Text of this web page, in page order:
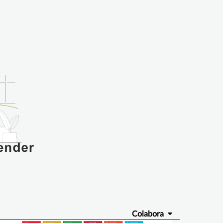
Colabora